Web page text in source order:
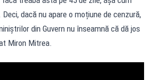
dacă nu apare o moțiune de cenzură,
din Guvern nu înseamnă că dă jos
Miron Mitrea.